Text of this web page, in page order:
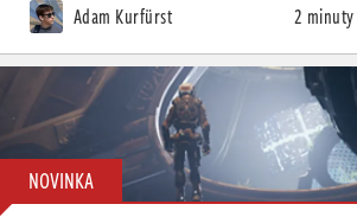
Adam Kurfürst 2 minuty
NOVINKA